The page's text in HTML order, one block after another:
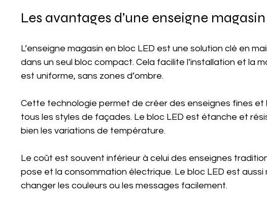
Les avantages d’une enseigne
L’enseigne magasin en bloc LED est une solution clé en
dans un seul bloc compact. Cela facilite l’installation et la
est uniforme, sans zones d’ombre.
Cette technologie permet de créer des enseignes fines et
tous les styles de façades. Le bloc LED est étanche et
bien les variations de température.
Le coût est souvent inférieur à celui des enseignes
pose et la consommation électrique. Le bloc LED est aussi
changer les couleurs ou les messages facilement.